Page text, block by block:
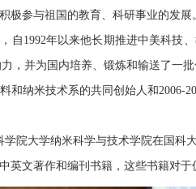
极参与祖国的教育、科研事业的发展
自1992年以来他长期推进中美科技
，并为国内培养、锻炼和输送了一
和纳米技术系的共同创始人和2006-
学院大学纳米科学与技术学院在国
英文著作和编刊书籍，这些书籍对